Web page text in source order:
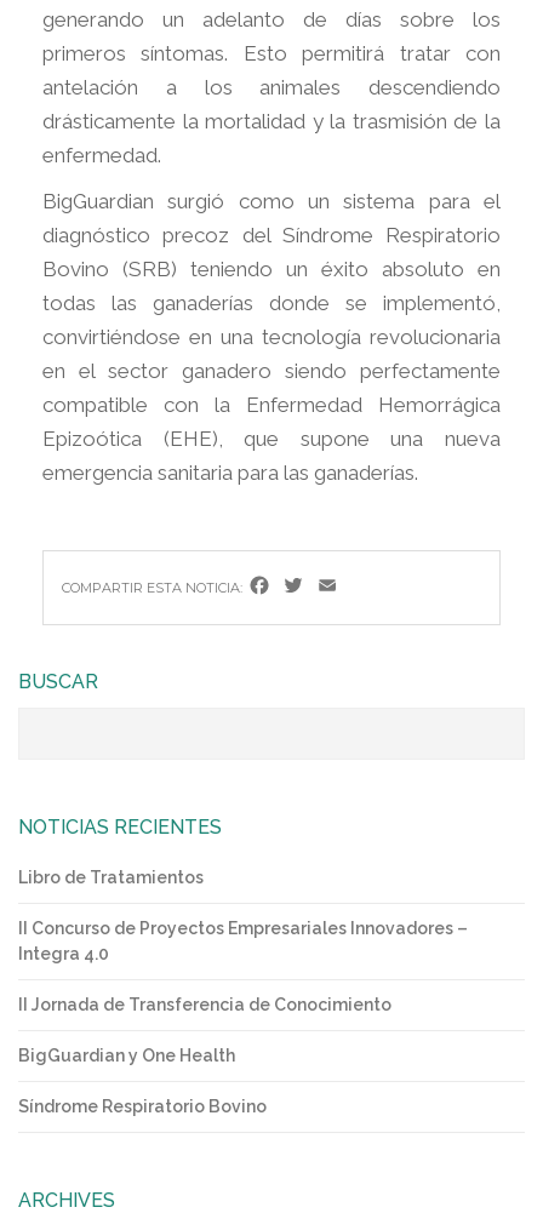
generando un adelanto de días sobre los
primeros síntomas. Esto permitirá tratar con
antelación a los animales descendiendo
drásticamente la mortalidad y la trasmisión de la
enfermedad.
BigGuardian surgió como un sistema para el
diagnóstico precoz del Síndrome Respiratorio
Bovino (SRB) teniendo un éxito absoluto en
todas las ganaderías donde se implementó,
convirtiéndose en una tecnología revolucionaria
en el sector ganadero siendo perfectamente
compatible con la Enfermedad Hemorrágica
Epizoótica (EHE), que supone una nueva
emergencia sanitaria para las ganaderías.
COMPARTIR ESTA NOTICIA: Facebook
Twitter
BUSCAR
NOTICIAS RECIENTES
Libro de Tratamientos
II Concurso de Proyectos Empresariales Innovadores –
Integra 4.0
II Jornada de Transferencia de Conocimiento
BigGuardian y One Health
Síndrome Respiratorio Bovino
ARCHIVES